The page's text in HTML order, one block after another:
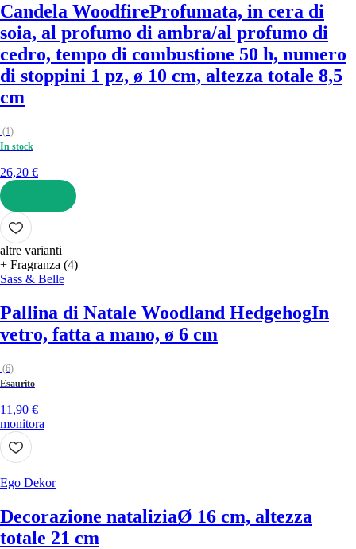
Candela WoodfireProfumata, in cera di
soia, al profumo di ambra/al profumo di
cedro, tempo di combustione 50 h, numero
di stoppini 1 pz, ø 10 cm, altezza totale 8,5
cm
(1)
In stock
26,20 €
AGGIUNGI
altre varianti
+ Fragranza (4)
Sass & Belle
Pallina di Natale Woodland HedgehogIn
vetro, fatta a mano, ø 6 cm
(6)
Esaurito
11,90 €
monitora
Ego Dekor
Decorazione nataliziaØ 16 cm, altezza
totale 21 cm